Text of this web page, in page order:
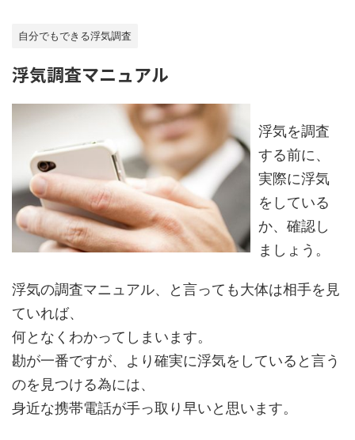
自分でもできる浮気調査
浮気調査マニュアル
浮気を調査
する前に、
実際に浮気
をしている
か、確認し
ましょう。
浮気の調査マニュアル、と言っても大体は相手を見
ていれば、
何となくわかってしまいます。
勘が一番ですが、より確実に浮気をしていると言う
のを見つける為には、
身近な携帯電話が手っ取り早いと思います。